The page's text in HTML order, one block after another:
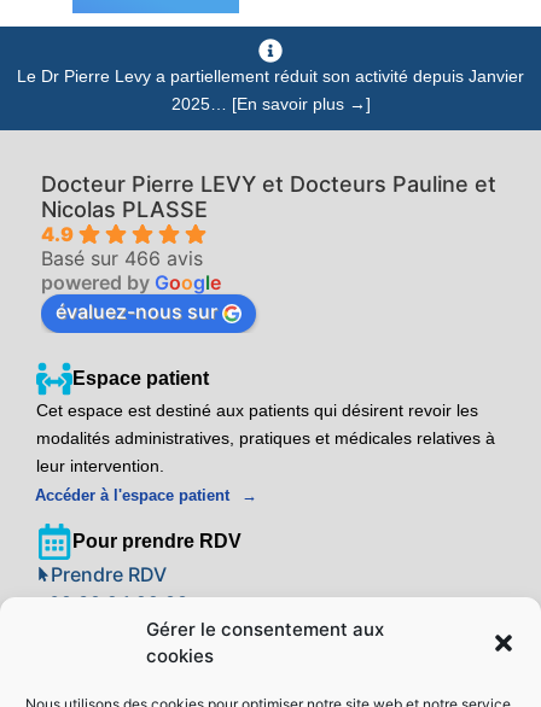
Gérer le consentement aux
cookies
Le Dr Pierre Levy a partiellement réduit son activité depuis Janvier
2025… [En savoir plus →]
Docteur Pierre LEVY et Docteurs Pauline et
Nicolas PLASSE
4.9
Basé sur 466 avis
powered by Google
évaluez-nous sur
Espace patient
Cet espace est destiné aux patients qui désirent revoir les
modalités administratives, pratiques et médicales relatives à
leur intervention.
Accéder à l'espace patient
Pour prendre RDV
Prendre RDV
09 39 24 22 88
Adresse